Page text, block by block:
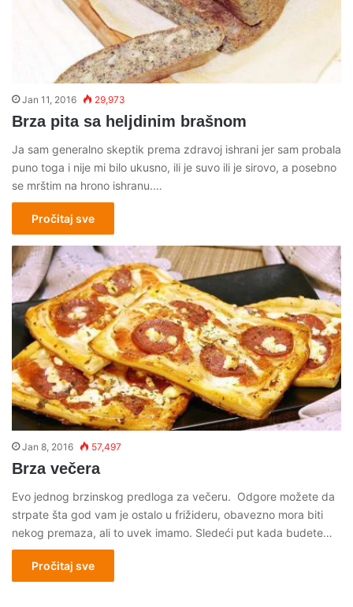
Jan 11, 2016 29,973
Brza pita sa heljdinim brašnom
Ja sam generalno skeptik prema zdravoj ishrani jer sam probala
puno toga i nije mi bilo ukusno, ili je suvo ili je sirovo, a posebno
se mrštim na hrono ishranu.…
Pročitaj sve
Jan 8, 2016 57,497
Brza večera
Evo jednog brzinskog predloga za večeru. Odgore možete da
strpate šta god vam je ostalo u frižideru, obavezno mora biti
nekog premaza, ali to uvek imamo. Sledeći put kada budete…
Pročitaj sve